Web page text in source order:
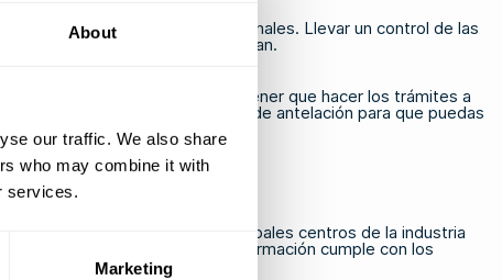
About
our traffic. We also share
who may combine it with
services.
Marketing
los proyectos y costes adicionales. Llevar un control de las
organizaciones que los contratan.
y te evita la presión de tener que hacer los trámites a
de renovación con meses de antelación para que puedas
situados cerca de los principales centros de la industria
ya que esto garantiza que la formación cumple con los